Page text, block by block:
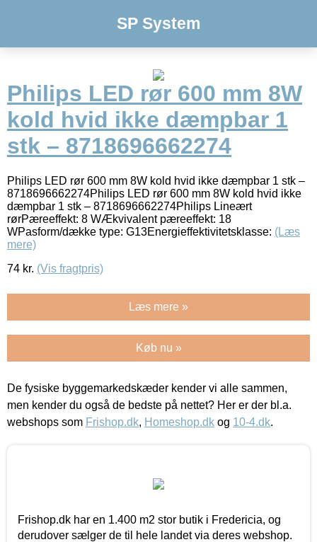
SP System
Philips LED rør 600 mm 8W
kold hvid ikke dæmpbar 1
stk – 8718696662274
Philips LED rør 600 mm 8W kold hvid ikke dæmpbar 1 stk –
8718696662274Philips LED rør 600 mm 8W kold hvid ikke
dæmpbar 1 stk – 8718696662274Philips Lineært
rørPæreeffekt: 8 WÆkvivalent pæreeffekt: 18
WPasform/dække type: G13Energieffektivitetsklasse: (Læs
mere)
74 kr. (Vis fragtpris)
Læs mere »
Køb nu »
De fysiske byggemarkedskæder kender vi alle sammen,
men kender du også de bedste på nettet? Her er der bl.a.
webshops som Frishop.dk, Homeshop.dk og 10-4.dk.
Frishop.dk har en 1.400 m2 stor butik i Fredericia, og
derudover sælger de til hele landet via deres webshop.